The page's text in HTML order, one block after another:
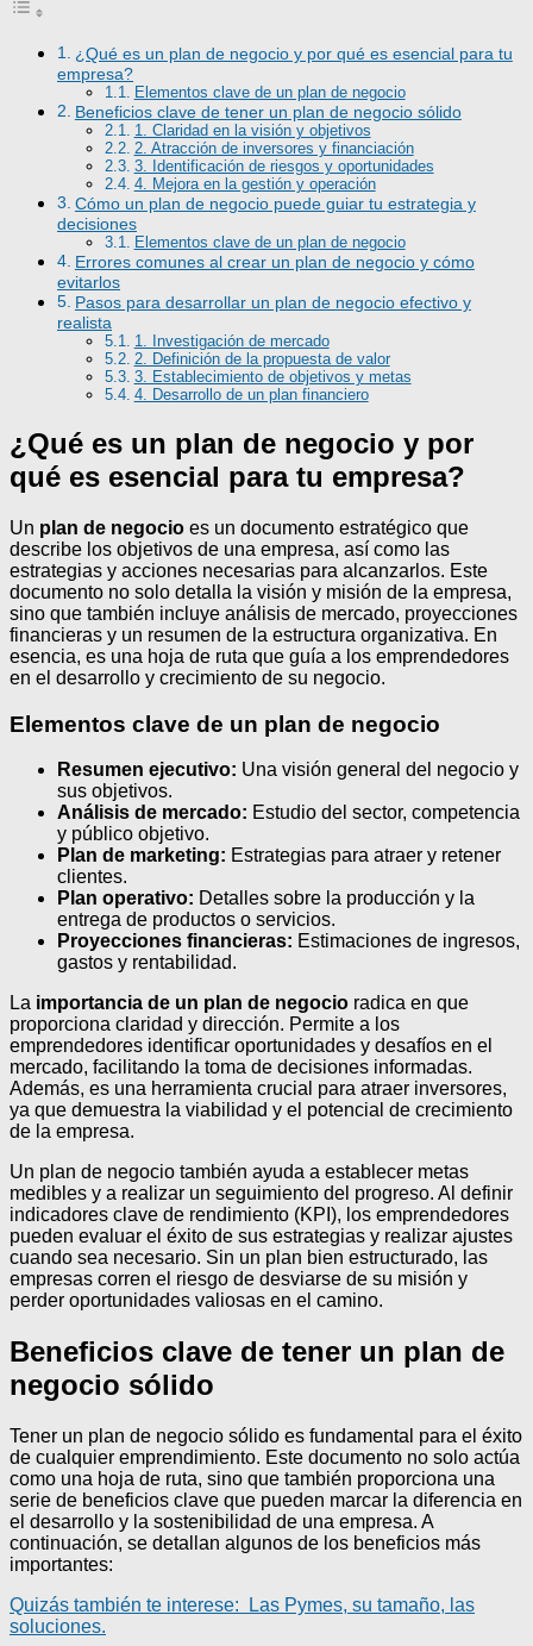
¿Qué es un plan de negocio y por qué es esencial para tu
empresa?
Elementos clave de un plan de negocio
Beneficios clave de tener un plan de negocio sólido
1. Claridad en la visión y objetivos
2. Atracción de inversores y financiación
3. Identificación de riesgos y oportunidades
4. Mejora en la gestión y operación
Cómo un plan de negocio puede guiar tu estrategia y
decisiones
Elementos clave de un plan de negocio
Errores comunes al crear un plan de negocio y cómo
evitarlos
Pasos para desarrollar un plan de negocio efectivo y
realista
1. Investigación de mercado
2. Definición de la propuesta de valor
3. Establecimiento de objetivos y metas
4. Desarrollo de un plan financiero
¿Qué es un plan de negocio y por
qué es esencial para tu empresa?
Un plan de negocio es un documento estratégico que
describe los objetivos de una empresa, así como las
estrategias y acciones necesarias para alcanzarlos. Este
documento no solo detalla la visión y misión de la empresa,
sino que también incluye análisis de mercado, proyecciones
financieras y un resumen de la estructura organizativa. En
esencia, es una hoja de ruta que guía a los emprendedores
en el desarrollo y crecimiento de su negocio.
Elementos clave de un plan de negocio
Resumen ejecutivo: Una visión general del negocio y
sus objetivos.
Análisis de mercado: Estudio del sector, competencia
y público objetivo.
Plan de marketing: Estrategias para atraer y retener
clientes.
Plan operativo: Detalles sobre la producción y la
entrega de productos o servicios.
Proyecciones financieras: Estimaciones de ingresos,
gastos y rentabilidad.
La importancia de un plan de negocio radica en que
proporciona claridad y dirección. Permite a los
emprendedores identificar oportunidades y desafíos en el
mercado, facilitando la toma de decisiones informadas.
Además, es una herramienta crucial para atraer inversores,
ya que demuestra la viabilidad y el potencial de crecimiento
de la empresa.
Un plan de negocio también ayuda a establecer metas
medibles y a realizar un seguimiento del progreso. Al definir
indicadores clave de rendimiento (KPI), los emprendedores
pueden evaluar el éxito de sus estrategias y realizar ajustes
cuando sea necesario. Sin un plan bien estructurado, las
empresas corren el riesgo de desviarse de su misión y
perder oportunidades valiosas en el camino.
Beneficios clave de tener un plan de
negocio sólido
Tener un plan de negocio sólido es fundamental para el éxito
de cualquier emprendimiento. Este documento no solo actúa
como una hoja de ruta, sino que también proporciona una
serie de beneficios clave que pueden marcar la diferencia en
el desarrollo y la sostenibilidad de una empresa. A
continuación, se detallan algunos de los beneficios más
importantes:
Quizás también te interese:
Las Pymes, su tamaño, las
soluciones.